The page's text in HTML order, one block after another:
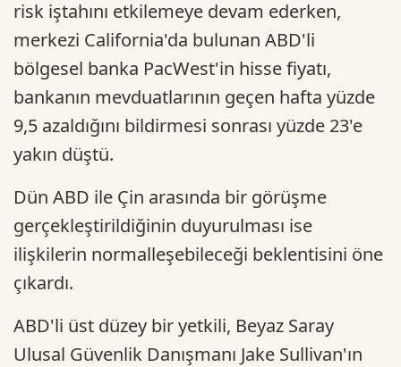
risk iştahını etkilemeye devam ederken,
merkezi California'da bulunan ABD'li
bölgesel banka PacWest'in hisse fiyatı,
bankanın mevduatlarının geçen hafta yüzde
9,5 azaldığını bildirmesi sonrası yüzde 23'e
yakın düştü.
Dün ABD ile Çin arasında bir görüşme
gerçekleştirildiğinin duyurulması ise
ilişkilerin normalleşebileceği beklentisini öne
çıkardı.
ABD'li üst düzey bir yetkili, Beyaz Saray
Ulusal Güvenlik Danışmanı Jake Sullivan'ın